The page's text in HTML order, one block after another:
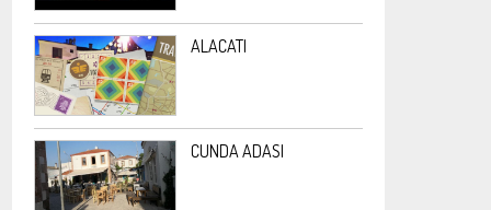
ALACATI
CUNDA ADASI